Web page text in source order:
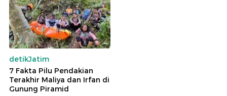
detikJatim
7 Fakta Pilu Pendakian
Terakhir Maliya dan Irfan di
Gunung Piramid